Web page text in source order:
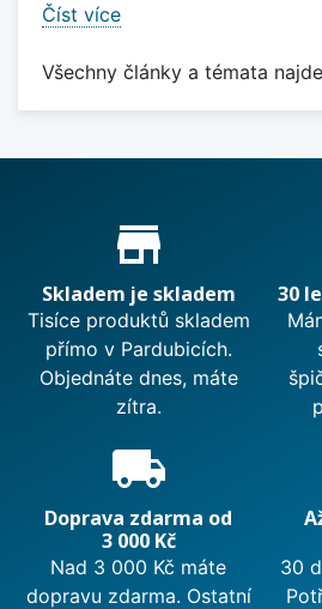
Číst více
Všechny články a témata
Proč nakupovat u nás?
store_mall_directory
Skladem je skladem
Tisíce produktů skladem
přímo v Pardubicích.
Objednáte dnes, máte
zítra.
30
local_shipping
Doprava zdarma od
3 000 Kč
Nad 3 000 Kč máte
dopravu zdarma. Ostatní
30